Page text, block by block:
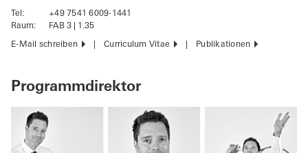
Tel:
+49 7541 6009-1441
Raum:
FAB 3 | 1.35
E-Mail schreiben Curriculum Vitae Publikationen
Programmdirektor